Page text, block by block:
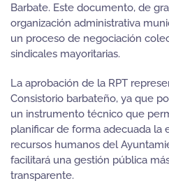
Barbate. Este documento, de
organización administrativa
un proceso de negociación
sindicales mayoritarias.
La aprobación de la RPT
Consistorio barbateño, ya que
un instrumento técnico que
planificar de forma adecuada la
recursos humanos del
facilitará una gestión pública
transparente.